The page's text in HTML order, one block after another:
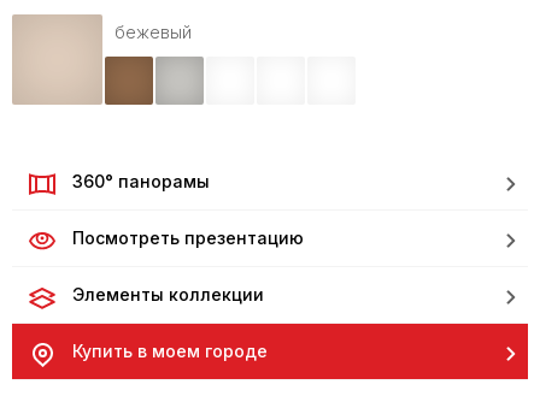
бежевый
360° панорамы
Посмотреть презентацию
Элементы коллекции
Купить в моем городе